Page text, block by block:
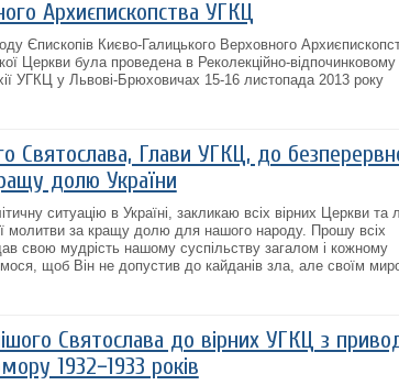
Архиєпископства УГКЦ
Єпископів Києво-Галицького Верховного
Церкви була проведена в Реколекційно-відпочинковому
УГКЦ у Львові-Брюховичах 15-16 листопада 2013 року
Святослава, Глави УГКЦ, до
долю України
ситуацію в Україні, закликаю всіх вірних Церкви та
молитви за кращу долю для нашого народу. Прошу всіх
свою мудрість нашому суспільству загалом і кожному
щоб Він не допустив до кайданів зла, але своїм
Святослава до вірних УГКЦ з
1932−1933 років